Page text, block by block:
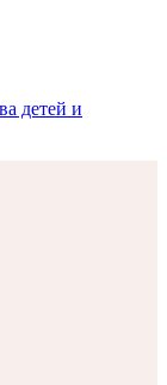
детей и